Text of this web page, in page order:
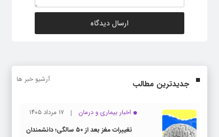
جدیدترین مطالب آرشیو خبر ها
اخبار بیماری و درمان
۱۷ مرداد ۱۴۰۵
تغییرات مغز بعد از ۵۰ سالگی؛ دانشمندان